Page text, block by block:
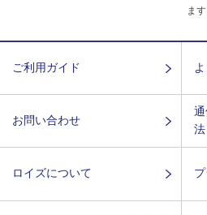
ます
ご利用ガイド
お問い合わせ
通
ロイズについて